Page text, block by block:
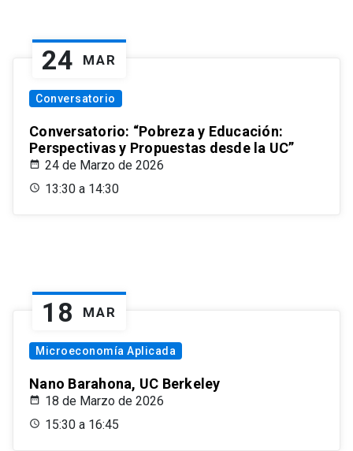
24 MAR
Conversatorio
Conversatorio: “Pobreza y Educación:
Perspectivas y Propuestas desde la UC”
24 de Marzo de 2026
13:30 a 14:30
18 MAR
Microeconomía Aplicada
Nano Barahona, UC Berkeley
18 de Marzo de 2026
15:30 a 16:45